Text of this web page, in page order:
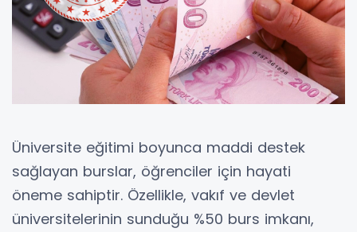
Üniversite eğitimi boyunca maddi destek
sağlayan burslar, öğrenciler için hayati
öneme sahiptir. Özellikle, vakıf ve devlet
üniversitelerinin sunduğu %50 burs imkanı,